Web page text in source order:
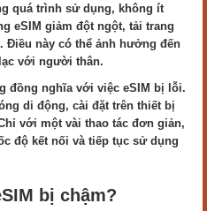
quá trình sử dụng, không ít
eSIM giảm đột ngột, tải trang
Điều này có thể ảnh hưởng đến
với người thân.
đồng nghĩa với việc eSIM bị lỗi.
di động, cài đặt trên thiết bị
với một vài thao tác đơn giản,
độ kết nối và tiếp tục sử dụng
bị chậm?